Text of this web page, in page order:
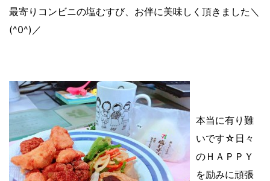
最寄りコンビニの塩むすび、お伴に美味しく頂きました＼
(^0^)／
本当に有り難
いです☆日々
のＨＡＰＰＹ
を励みに頑張